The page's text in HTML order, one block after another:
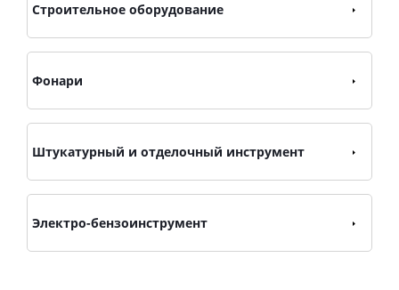
Строительное оборудование
Фонари
Штукатурный и отделочный инструмент
Электро-бензоинструмент